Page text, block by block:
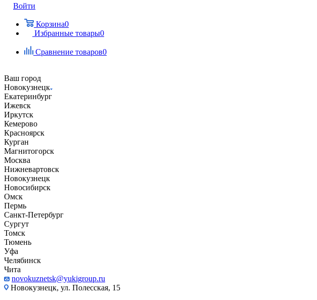
Войти
Корзина0
Избранные товары0
Сравнение товаров0
Ваш город
Новокузнецк
Екатеринбург
Ижевск
Иркутск
Кемерово
Красноярск
Курган
Магнитогорск
Москва
Нижневартовск
Новокузнецк
Новосибирск
Омск
Пермь
Санкт-Петербург
Сургут
Томск
Тюмень
Уфа
Челябинск
Чита
novokuznetsk@yukigroup.ru
Новокузнецк, ул. Полесская, 15